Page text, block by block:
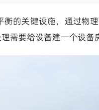
的关键设施，通过物
需要给设备建一个设备